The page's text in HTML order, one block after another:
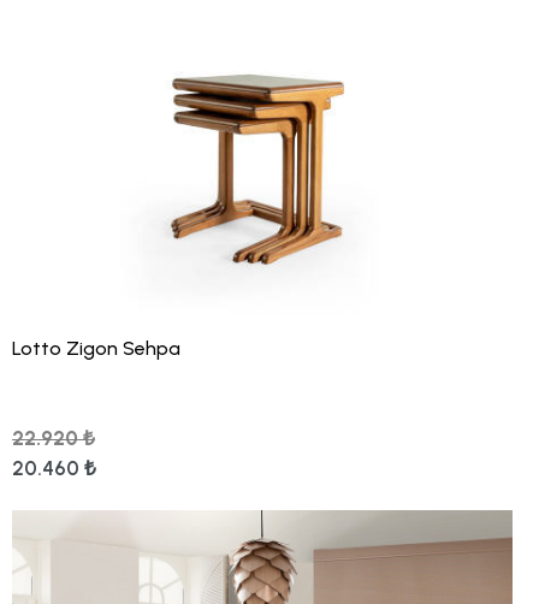
Lotto Zigon Sehpa
22.920 ₺
20.460 ₺